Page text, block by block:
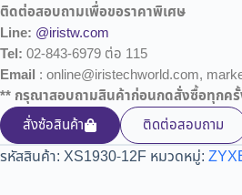
ติดต่อสอบถามเพื่อขอราคาพิเศษ
Line: @iristw.com
Tel: 02-843-6979 ต่อ 115
Email : online@iristechworld.com,
** กรุณาสอบถามสินค้าก่อนกดสั่งซื้อทุกค
สั่งซ้อสินค้า
ติดต่อสอบถาม
รหัสสินค้า: XS1930-12F หมวดหมู่: